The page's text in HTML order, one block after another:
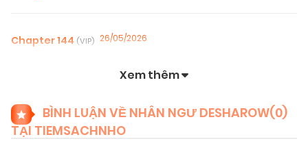
Chapter 144 (VIP) 26/05/2026
Chapter 142(VIP) 12/05/2026
Xem thêm
BÌNH LUẬN VỀ NHÂN NGƯ DESHAROW(0)
TẠI TIEMSACHNHO